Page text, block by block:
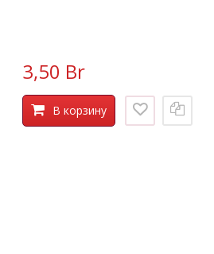
3,50 Br
В корзину